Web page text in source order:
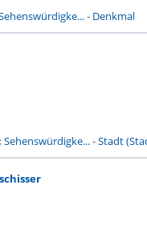
- Denkmal
Sehenswürdigke...-Stadt